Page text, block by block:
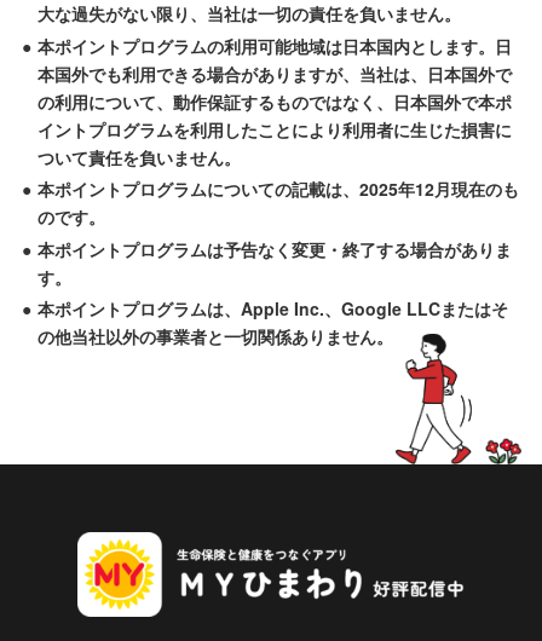
大な過失がない限り、当社は一切の責任を負いません。
● 本ポイントプログラムの利用可能地域は日本国内とします。日
本国外でも利用できる場合がありますが、当社は、日本国外で
の利用について、動作保証するものではなく、日本国外で本ポ
イントプログラムを利用したことにより利用者に生じた損害に
ついて責任を負いません。
● 本ポイントプログラムについての記載は、2025年12月現在のも
のです。
● 本ポイントプログラムは予告なく変更・終了する場合がありま
す。
● 本ポイントプログラムは、Apple Inc.、Google LLCまたはそ
の他当社以外の事業者と一切関係ありません。